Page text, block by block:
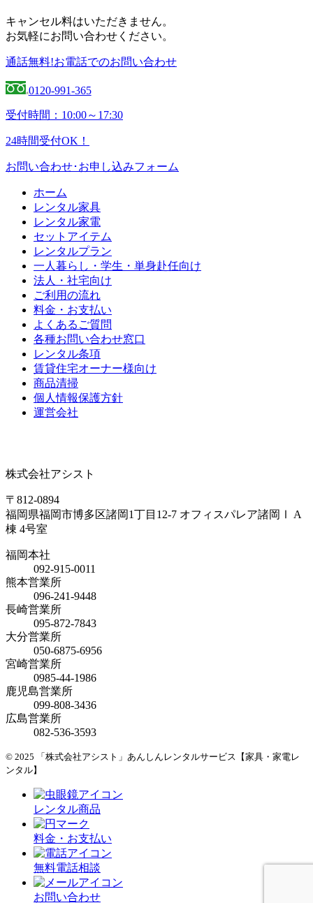
キャンセル料はいただきません。
お気軽にお問い合わせください。
通話無料!お電話でのお問い合わせ
0120-991-365
受付時間：10:00～17:30
24時間受付OK！
お問い合わせ･お申し込みフォーム
ホーム
レンタル家具
レンタル家電
セットアイテム
レンタルプラン
一人暮らし・学生・単身赴任向け
法人・社宅向け
ご利用の流れ
料金・お支払い
よくあるご質問
各種お問い合わせ窓口
レンタル条項
賃貸住宅オーナー様向け
商品清掃
個人情報保護方針
運営会社
株式会社アシスト
〒812-0894
福岡県福岡市博多区諸岡1丁目12-7 オフィスパレア諸岡Ⅰ A
棟 4号室
福岡本社
092-915-0011
熊本営業所
096-241-9448
長崎営業所
095-872-7843
大分営業所
050-6875-6956
宮崎営業所
0985-44-1986
鹿児島営業所
099-808-3436
広島営業所
082-536-3593
© 2025 「株式会社アシスト」あんしんレンタルサービス【家具・家電レ
ンタル】
レンタル商品
料金・お支払い
無料電話相談
お問い合わせ